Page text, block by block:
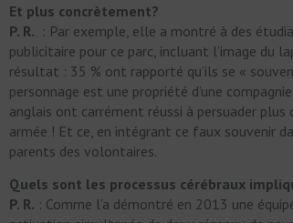
Et plus concrètement?
P. R. : Par exemple, elle a montré à des
publicitaire pour ce parc, incluant l’image du
résultat : 35 % ont rapporté qu’ils se «
personnage est une propriété d’une
anglais ont carrément réussi à persuader
armée ! Et ce, en intégrant ce faux souvenir
parents des volontaires.
Quels sont les processus cérébraux
P. R. : Comme l’a démontré en 2013 une